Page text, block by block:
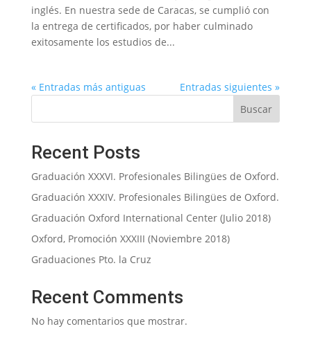
inglés. En nuestra sede de Caracas, se cumplió con
la entrega de certificados, por haber culminado
exitosamente los estudios de...
« Entradas más antiguas
Entradas siguientes »
Buscar
Recent Posts
Graduación XXXVI. Profesionales Bilingües de Oxford.
Graduación XXXIV. Profesionales Bilingües de Oxford.
Graduación Oxford International Center (Julio 2018)
Oxford, Promoción XXXIII (Noviembre 2018)
Graduaciones Pto. la Cruz
Recent Comments
No hay comentarios que mostrar.